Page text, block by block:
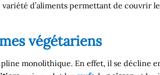
variété d’aliments permettant de couvrir
végétariens
monolithique. En effet, il se décline